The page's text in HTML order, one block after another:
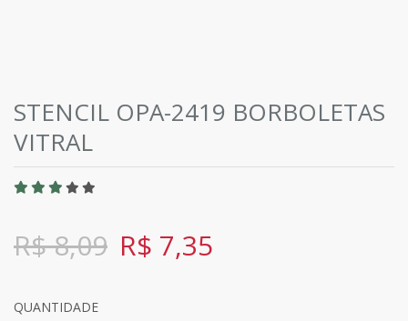
STENCIL OPA-2419 BORBOLETAS
VITRAL
R$ 8,09 R$ 7,35
QUANTIDADE